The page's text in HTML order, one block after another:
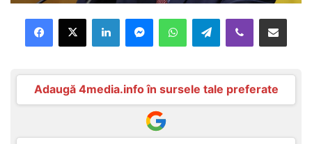
Facebook
X LinkedInMessengerWhatsAppTelegramViber Distribuie prin mail
Adaugă 4media.info în sursele tale preferate